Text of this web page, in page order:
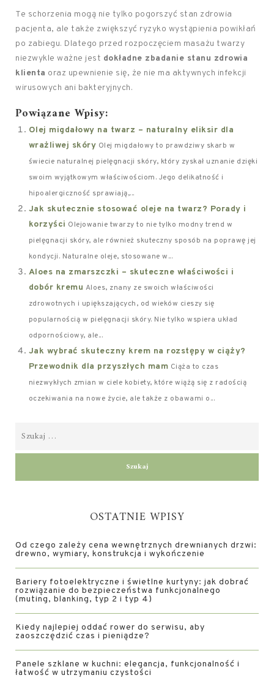
Te schorzenia mogą nie tylko pogorszyć stan zdrowia
pacjenta, ale także zwiększyć ryzyko wystąpienia powikłań
po zabiegu. Dlatego przed rozpoczęciem masażu twarzy
niezwykle ważne jest dokładne zbadanie stanu zdrowia
klienta oraz upewnienie się, że nie ma aktywnych infekcji
wirusowych ani bakteryjnych.
Powiązane Wpisy:
Olej migdałowy na twarz – naturalny eliksir dla
wrażliwej skóry Olej migdałowy to prawdziwy skarb w
świecie naturalnej pielęgnacji skóry, który zyskał uznanie dzięki
swoim wyjątkowym właściwościom. Jego delikatność i
hipoalergiczność sprawiają,...
Jak skutecznie stosować oleje na twarz? Porady i
korzyści Olejowanie twarzy to nie tylko modny trend w
pielęgnacji skóry, ale również skuteczny sposób na poprawę jej
kondycji. Naturalne oleje, stosowane w...
Aloes na zmarszczki – skuteczne właściwości i
dobór kremu Aloes, znany ze swoich właściwości
zdrowotnych i upiększających, od wieków cieszy się
popularnością w pielęgnacji skóry. Nie tylko wspiera układ
odpornościowy, ale...
Jak wybrać skuteczny krem na rozstępy w ciąży?
Przewodnik dla przyszłych mam Ciąża to czas
niezwykłych zmian w ciele kobiety, które wiążą się z radością
oczekiwania na nowe życie, ale także z obawami o...
OSTATNIE WPISY
Od czego zależy cena wewnętrznych drewnianych drzwi:
drewno, wymiary, konstrukcja i wykończenie
Bariery fotoelektryczne i świetlne kurtyny: jak dobrać
rozwiązanie do bezpieczeństwa funkcjonalnego
(muting, blanking, typ 2 i typ 4)
Kiedy najlepiej oddać rower do serwisu, aby
zaoszczędzić czas i pieniądze?
Panele szklane w kuchni: elegancja, funkcjonalność i
łatwość w utrzymaniu czystości